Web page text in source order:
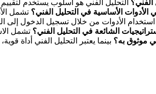
الفني؟
الأدوات الأساسية في التحليل الفني؟
الشائعة في التحليل الفني؟
موثوق به؟